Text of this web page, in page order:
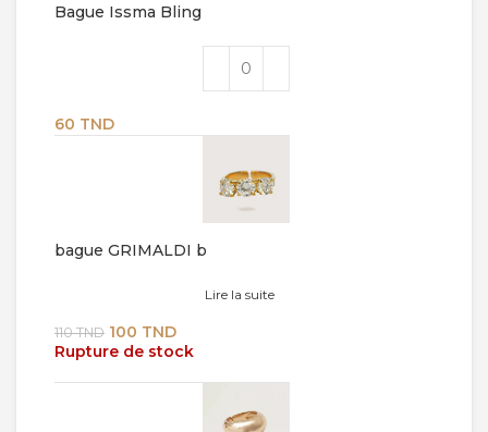
Bague Issma Bling
60 TND
bague GRIMALDI b
Lire la suite
110TND Le
prix
100 TNDLe
prix
100 TND.
Rupture de stock